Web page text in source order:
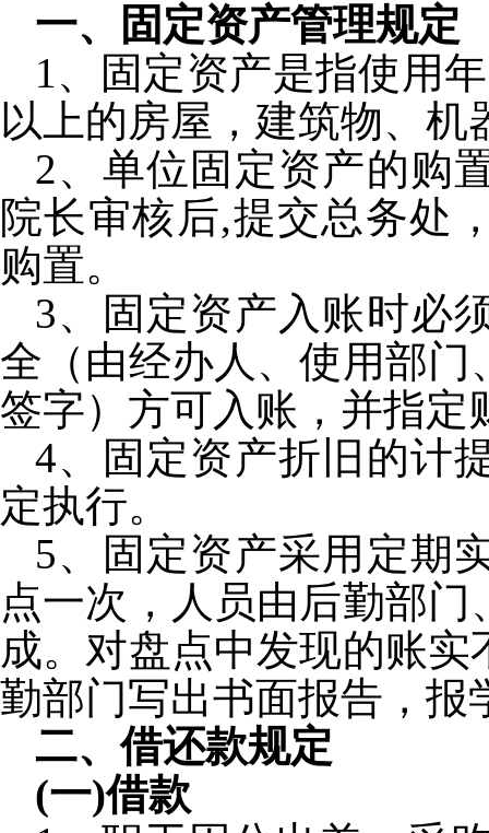
一、固定资产管理规定
1、固定资产是指使用
以上的房屋，建筑物、机
2、单位固定资产的购
院长审核后,提交总务处
购置。
3、固定资产入账时必
全（由经办人、使用部
签字）方可入账，并指定
4、固定资产折旧的计
定执行。
5、固定资产采用定期
点一次，人员由后勤部
成。对盘点中发现的账
勤部门写出书面报告，报
二、借还款规定
(一)借款